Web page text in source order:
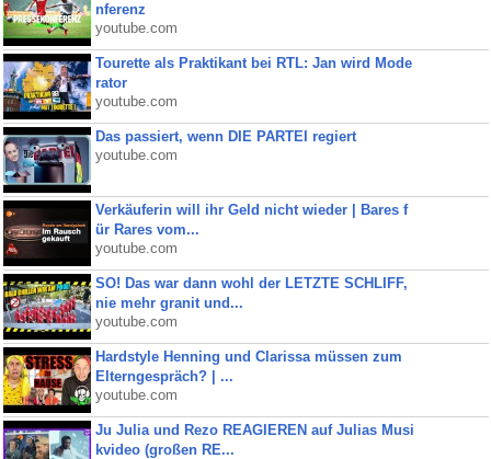
nferenz
youtube.com
Tourette als Praktikant bei RTL: Jan wird Mode
rator
youtube.com
Das passiert, wenn DIE PARTEI regiert
youtube.com
Verkäuferin will ihr Geld nicht wieder | Bares f
ür Rares vom...
youtube.com
SO! Das war dann wohl der LETZTE SCHLIFF,
nie mehr granit und...
youtube.com
Hardstyle Henning und Clarissa müssen zum
Elterngespräch? | ...
youtube.com
Ju Julia und Rezo REAGIEREN auf Julias Musi
kvideo (großen RE...